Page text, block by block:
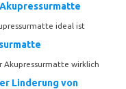
ideal ist
Akupressurmatte wirklich
Linderung von